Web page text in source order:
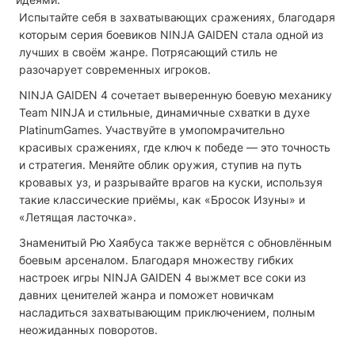
Испытайте себя в захватывающих сражениях, благодаря
которым серия боевиков NINJA GAIDEN стала одной из
лучших в своём жанре. Потрясающий стиль не
разочарует современных игроков.
NINJA GAIDEN 4 сочетает выверенную боевую механику
Team NINJA и стильные, динамичные схватки в духе
PlatinumGames. Участвуйте в умопомрачительно
красивых сражениях, где ключ к победе — это точность
и стратегия. Меняйте облик оружия, ступив на путь
кровавых уз, и разрывайте врагов на куски, используя
такие классические приёмы, как «Бросок Изуны» и
«Летящая ласточка».
Знаменитый Рю Хаябуса также вернётся с обновлённым
боевым арсеналом. Благодаря множеству гибких
настроек игры NINJA GAIDEN 4 выжмет все соки из
давних ценителей жанра и поможет новичкам
насладиться захватывающим приключением, полным
неожиданных поворотов.